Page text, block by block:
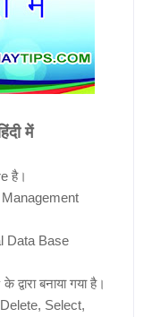
में
है।
Data Base
बनाया गया है।
Select,